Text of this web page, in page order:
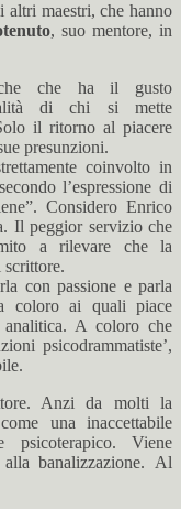
maestri, che hanno
, suo mentore, in
che ha il gusto
di chi si mette
il ritorno al piacere
presunzioni.
coinvolto in
l’espressione di
Considero Enrico
Il peggior servizio che
a rilevare che la
scrittore.
con passione e parla
coloro ai quali piace
analitica. A coloro che
psicodrammatiste’,
Anzi da molti la
una inaccettabile
psicoterapico. Viene
banalizzazione. Al